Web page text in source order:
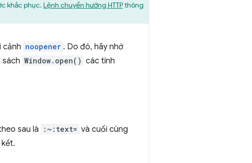
khắc phục. Lệnh chuyển hướng HTTPthông
cảnh noopener . Do đó, hãy nhớ
sách Window.open() các tính
sau là :~:text= và cuối cùng